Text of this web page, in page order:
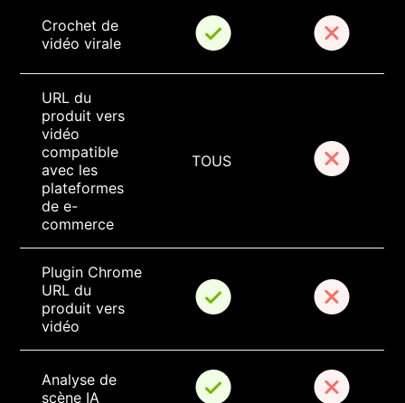
Crochet de
vidéo virale
URL du
produit vers
vidéo
compatible
avec les
plateformes
de e-
commerce
TOUS
Plugin Chrome
URL du
produit vers
vidéo
Analyse de
scène IA